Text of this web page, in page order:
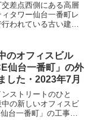
差点西側にある高層
タワー仙台一番町レ
われている古い建物
。昨年11月には古い
まし...
のオフィスビル
仙台一番町」の外
した・2023年7月
ストリートのひと
の新しいオフィスビ
台一番町」の工事進